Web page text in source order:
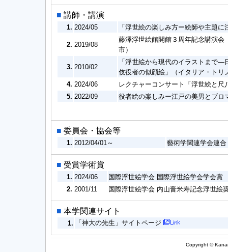
■ 講師・講演
1. 2024/05 「浮世絵の楽しみ方ー絵師や主題に
2. 2019/08
藤澤浮世絵館開館３周年記念講演
市）
3. 2010/02
「浮世絵から現代のイラストまで
伎役者の似顔絵」（イタリア・トリ
4. 2024/06
レクチャーコンサート「浮世絵と尺
5. 2022/09 役者絵の楽しみー江戸の美男とブロ
■ 委員会・協会等
1. 2012/04/01～ 藝術学関連学会連
■ 受賞学術賞
1. 2024/06
国際浮世絵学会 国際浮世絵学会学会賞
2. 2001/11 国際浮世絵学会 内山晋米寿記念浮世絵
■ 本学関連サイト
1. 「神大の先生」サイトページ
Copyright ©